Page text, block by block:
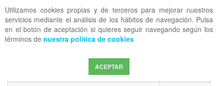
Utilizamos cookies propias y de terceros para mejorar nuestros
servicios mediante el análisis de los hábitos de navegación. Pulsa
en el botón de aceptación si quieres seguir navegando según los
términos de nuestra política de cookies
ACEPTAR
OFF CANVAS